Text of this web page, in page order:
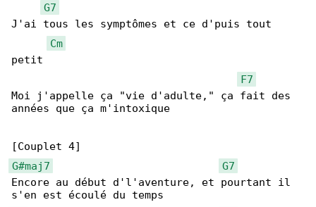
G7
J'ai tous les symptômes еt ce d'puis tout
Cm
petit
F7
Moi j'appelle ça "vie d'adulte," ça fait des
années que ça m'intoxique
G#maj7
G7
Encore au début d'l'aventure, et pourtant il